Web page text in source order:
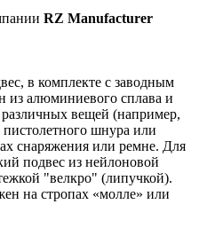
RZ Manufacturer
в комплекте с заводным
из алюминиевого сплава и
различных вещей (например,
шнура или
снаряжения или ремне. Для
подвес из нейлоновой
"велкро" (липучкой).
на стропах «молле» или